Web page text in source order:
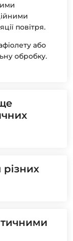
повітря.
або
обробку.